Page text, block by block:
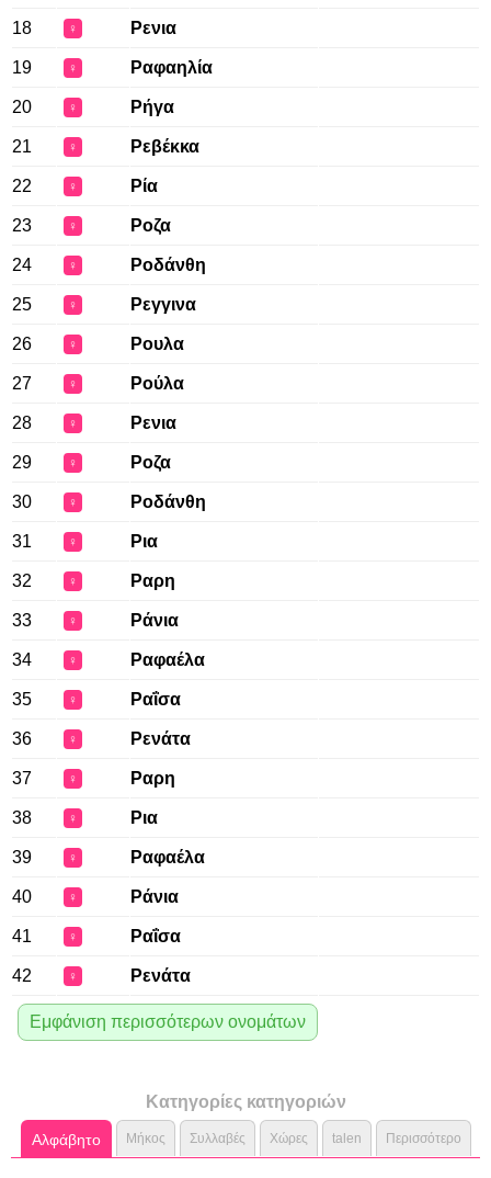
18 ♀ Ρενια
19 ♀ Ραφαηλία
20 ♀ Ρήγα
21 ♀ Ρεβέκκα
22 ♀ Ρία
23 ♀ Ροζα
24 ♀ Ροδάνθη
25 ♀ Ρεγγινα
26 ♀ Ρουλα
27 ♀ Ρούλα
28 ♀ Ρενια
29 ♀ Ροζα
30 ♀ Ροδάνθη
31 ♀ Ρια
32 ♀ Ραρη
33 ♀ Ράνια
34 ♀ Ραφαέλα
35 ♀ Ραΐσα
36 ♀ Ρενάτα
37 ♀ Ραρη
38 ♀ Ρια
39 ♀ Ραφαέλα
40 ♀ Ράνια
41 ♀ Ραΐσα
42 ♀ Ρενάτα
Εμφάνιση περισσότερων ονομάτων
Κατηγορίες κατηγοριών
Αλφάβητο Μήκος Συλλαβές Χώρες talen Περισσότερο